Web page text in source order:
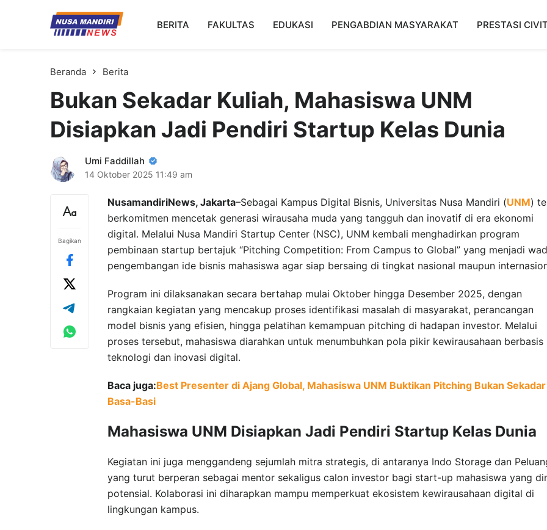
Kampus Digital Bisnis
Universitas Nusa Mandiri
BERITA FAKULTAS EDUKASI PENGABDIAN MASYARAKAT PRESTASI
Beranda Berita
Bukan Sekadar Kuliah, Mahasiswa UNM
Disiapkan Jadi Pendiri Startup Kelas Dunia
Umi Faddillah
14 Oktober 2025 11:49 am
Bagikan
NusamandiriNews, Jakarta–Sebagai Kampus Digital Bisnis, Universitas Nusa Mandiri (UNM)
berkomitmen mencetak generasi wirausaha muda yang tangguh dan inovatif di era ekonomi
digital. Melalui Nusa Mandiri Startup Center (NSC), UNM kembali menghadirkan program
pembinaan startup bertajuk “Pitching Competition: From Campus to Global” yang menjadi
pengembangan ide bisnis mahasiswa agar siap bersaing di tingkat nasional maupun
Program ini dilaksanakan secara bertahap mulai Oktober hingga Desember 2025, dengan
rangkaian kegiatan yang mencakup proses identifikasi masalah di masyarakat, perancangan
model bisnis yang efisien, hingga pelatihan kemampuan pitching di hadapan investor. Melalui
proses tersebut, mahasiswa diarahkan untuk menumbuhkan pola pikir kewirausahaan berbasis
teknologi dan inovasi digital.
Baca juga:Best Presenter di Ajang Global, Mahasiswa UNM Buktikan Pitching Bukan Sekadar
Basa-Basi
Mahasiswa UNM Disiapkan Jadi Pendiri Startup Kelas Dunia
Kegiatan ini juga menggandeng sejumlah mitra strategis, di antaranya Indo Storage dan
yang turut berperan sebagai mentor sekaligus calon investor bagi start-up mahasiswa yang
potensial. Kolaborasi ini diharapkan mampu memperkuat ekosistem kewirausahaan digital di
lingkungan kampus.